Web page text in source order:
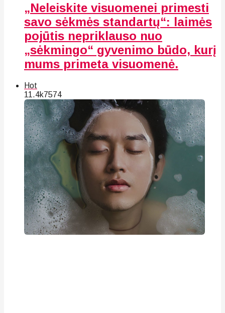
„Neleiskite visuomenei primesti
savo sėkmės standartų“: laimės
pojūtis nepriklauso nuo
„sėkmingo“ gyvenimo būdo, kurį
mums primeta visuomenė.
Hot
11.4k7574